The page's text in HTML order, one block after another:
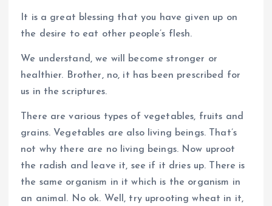
It is a great blessing that you have given up on
the desire to eat other people’s flesh.
We understand, we will become stronger or
healthier. Brother, no, it has been prescribed for
us in the scriptures.
There are various types of vegetables, fruits and
grains. Vegetables are also living beings. That’s
not why there are no living beings. Now uproot
the radish and leave it, see if it dries up. There is
the same organism in it which is the organism in
an animal. No ok. Well, try uprooting wheat in it,